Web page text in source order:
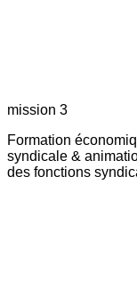
mission 3
Formation
syndicale &
des fonctions